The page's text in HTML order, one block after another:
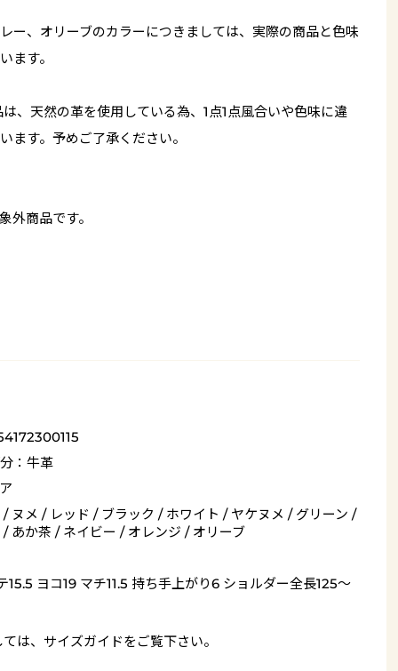
ー、オリーブのカラーにつきましては、実際の商品と色味
ます。
、天然の革を使用している為、1点1点風合いや色味に違
ます。予めご了承ください。
外商品です。
：牛革
/ ヌメ / レッド / ブラック / ホワイト / ヤケヌメ / グリーン /
/ あか茶 / ネイビー / オレンジ / オリーブ
15.5 ヨコ19 マチ11.5 持ち手上がり6 ショルダー全長125～
は、 サイズガイドをご覧下さい。